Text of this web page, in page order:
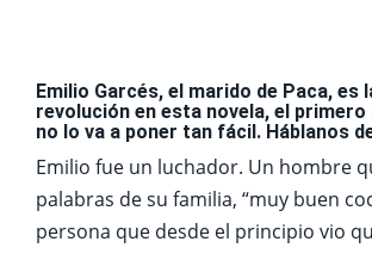
Emilio Garcés, el marido de Paca, es
revolución en esta novela, el primero
no lo va a poner tan fácil. Háblanos
Emilio fue un luchador. Un hombre
palabras de su familia, “muy buen
persona que desde el principio vio